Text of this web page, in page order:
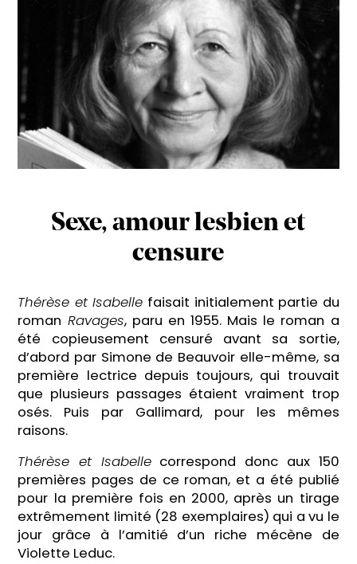
Sexe, amour lesbien et
censure
Thérèse et Isabelle faisait initialement partie du
roman Ravages, paru en 1955. Mais le roman a
été copieusement censuré avant sa sortie,
d’abord par Simone de Beauvoir elle-même, sa
première lectrice depuis toujours, qui trouvait
que plusieurs passages étaient vraiment trop
osés. Puis par Gallimard, pour les mêmes
raisons.
Thérèse et Isabellecorrespond donc aux 150
premières pages de ce roman, et a été publié
pour la première fois en 2000, après un tirage
extrêmement limité (28 exemplaires) qui a vu le
jour grâce à l’amitié d’un riche mécène de
Violette Leduc.